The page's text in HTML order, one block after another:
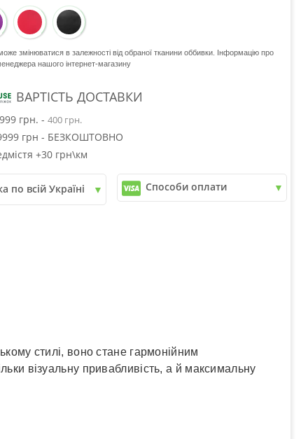
змінюватися в залежності від обраної тканини оббивки. Інформацію про
нашого інтернет-магазину
ВАРТІСТЬ ДОСТАВКИ
грн. - 400 грн.
грн - БЕЗКОШТОВНО
+30 грн\км
по всій Україні Способи оплати
стилі, воно стане гармонійним
візуальну привабливість, а й максимальну